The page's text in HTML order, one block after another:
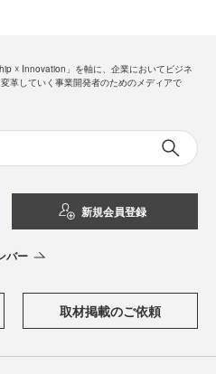
☓ Innovation」を軸に、企業においてビジネ
革していく事業開発者のためのメディアで
新規会員登録
バー
取材掲載のご依頼